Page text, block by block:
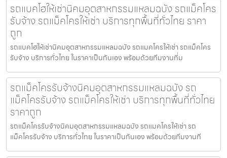
รถแบคโฮให้เช่านิคมอุตสาหกรรมแหลมฉบัง รถแม็คโคร
รับจ้าง รถแม็คโครให้เช่า บริการทุกพื้นที่ทั่วไทย ราคา
ถูก
รถแบคโฮให้เช่านิคมอุตสาหกรรมแหลมฉบัง รถแมคโครให้เช่า รถแม็คโคร
รับจ้าง บริการทั่วไทย ในราคาเป็นกันเอง พร้อมด้วยทีมงานที่ม
รถแม็คโครรับจ้างนิคมอุตสาหกรรมแหลมฉบัง รถ
แม็คโครรับจ้าง รถแม็คโครให้เช่า บริการทุกพื้นที่ทั่วไทย
ราคาถูก
รถแม็คโครรับจ้างนิคมอุตสาหกรรมแหลมฉบัง รถแมคโครให้เช่า รถ
แม็คโครรับจ้าง บริการทั่วไทย ในราคาเป็นกันเอง พร้อมด้วยทีมงานที